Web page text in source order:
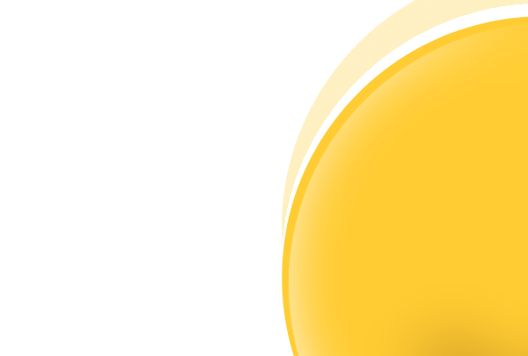
Desfrute da partilha de lucros e comissões de copy trading
Análise de big data, incluindo informações comerciais, etc.